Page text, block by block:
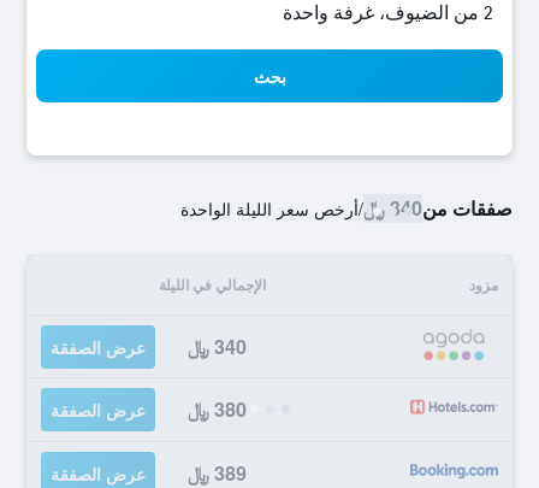
2 من الضيوف، غرفة واحدة
بحث
صفقات من340 ﷼ /أرخص سعر الليلة الواحدة
مزود الإجمالي في الليلة
340 ﷼ عرض الصفقة
380 ﷼ عرض الصفقة
389 ﷼ عرض الصفقة